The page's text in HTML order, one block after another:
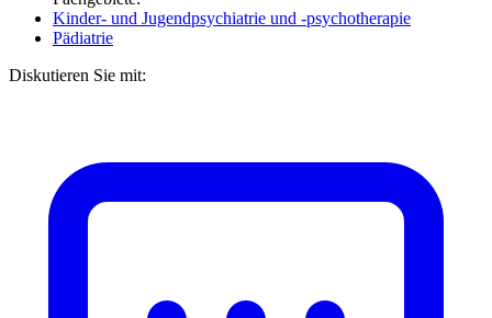
Kinder- und Jugendpsychiatrie und -psychotherapie
Pädiatrie
Diskutieren Sie mit: